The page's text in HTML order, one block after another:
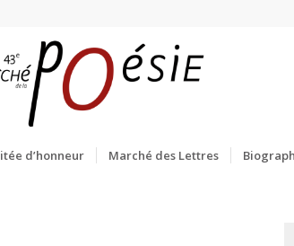
d’honneur Marché des Lettres